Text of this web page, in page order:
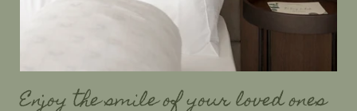
Enjoy the smile of your loved ones